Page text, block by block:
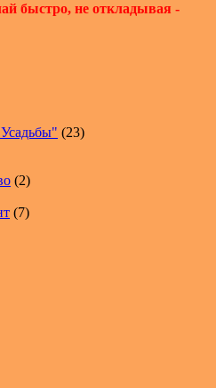
быстро, не откладывая -
(23)
(2)
(7)